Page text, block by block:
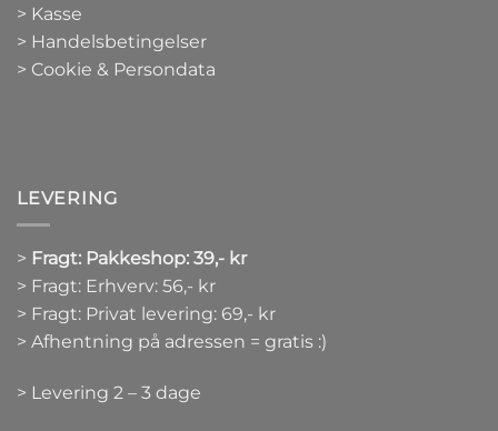
> Kasse
> Handelsbetingelser
> Cookie & Persondata
LEVERING
> Fragt: Pakkeshop: 39,- kr
> Fragt: Erhverv: 56,- kr
> Fragt: Privat levering: 69,- kr
> Afhentning på adressen = gratis :)
> Levering 2 – 3 dage